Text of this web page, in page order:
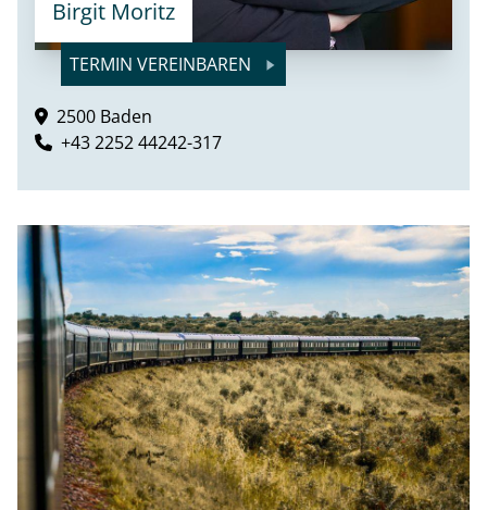
Birgit Moritz
TERMIN VEREINBAREN
2500 Baden
+43 2252 44242-317